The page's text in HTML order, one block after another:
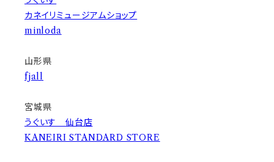
カネイリミュージアムショップ
minloda
山形県
fjall
宮城県
うぐいす 仙台店
KANEIRI STANDARD STORE